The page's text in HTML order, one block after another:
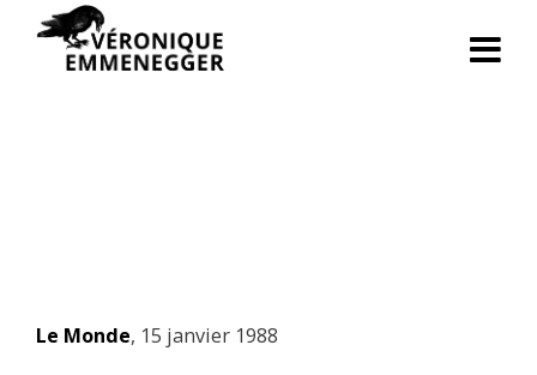
Le Monde, 15 janvier 1988